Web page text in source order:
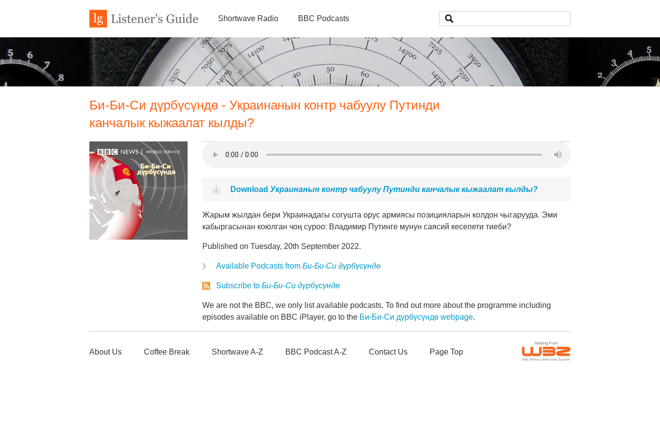
Shortwave Radio BBC Podcasts
Би-Би-Си дүрбүсүндө - Украинанын контр чабуулу Путинди
канчалык кыжаалат кылды?
Download Украинанын контр чабуулу Путинди канчалык кыжаалат кылды?
Жарым жылдан бери Украинадагы согушта орус армиясы позицияларын колдон чыгарууда. Эми
кабыргасынан коюлган чоң суроо: Владимир Путинге мунун саясий кесепети тиеби?
Published on Tuesday, 20th September 2022.
Available Podcasts from Би-Би-Си дүрбүсүндө
Subscribe to Би-Би-Си дүрбүсүндө
We are not the BBC, we only list available podcasts. To find out more about the programme including
episodes available on BBC iPlayer, go to the Би-Би-Си дүрбүсүндө webpage.
About Us Coffee Break Shortwave A-Z BBC Podcast A-Z Contact Us Page Top